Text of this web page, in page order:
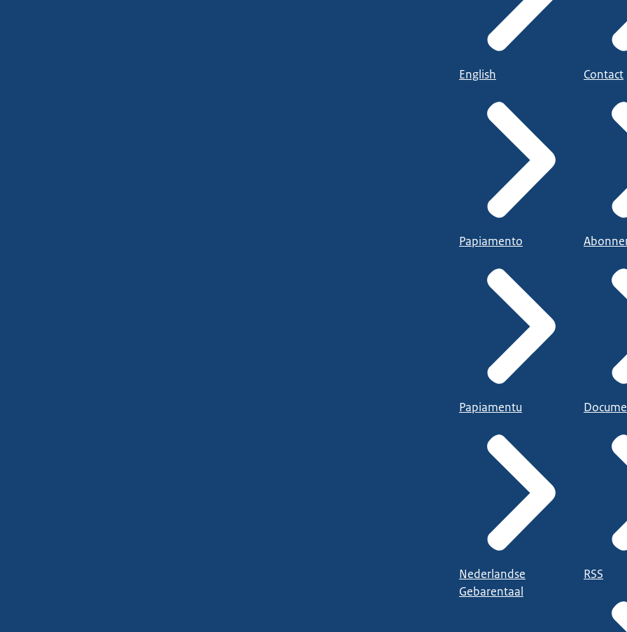
English
Papiamento
Papiamentu
Nederlandse
Gebarentaal
Contact
RSS